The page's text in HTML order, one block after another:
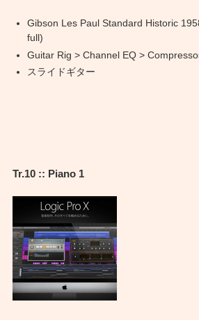
Gibson Les Paul Standard Historic
full)
Guitar Rig > Channel EQ >
スライドギター
Tr.10 :: Piano 1